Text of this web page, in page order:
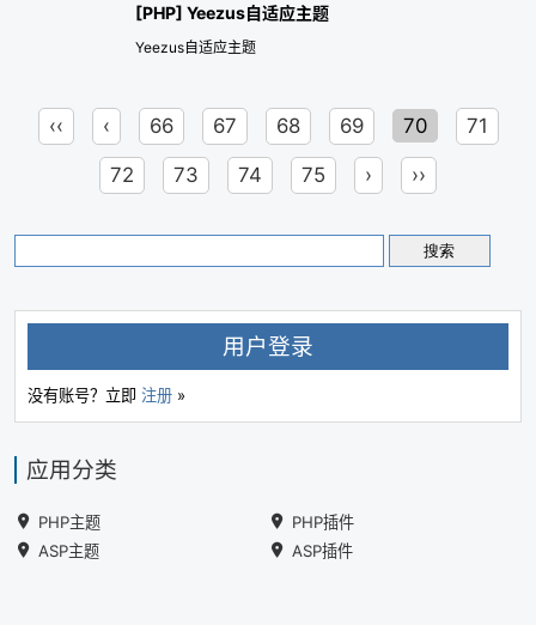
[PHP] Yeezus自适应主题
Yeezus自适应主题
‹‹ ‹ 66 67 68 69 70 71
72 73 74 75 › ››
用户登录
没有账号？立即 注册 »
应用分类
PHP主题
PHP插件
ASP主题
ASP插件